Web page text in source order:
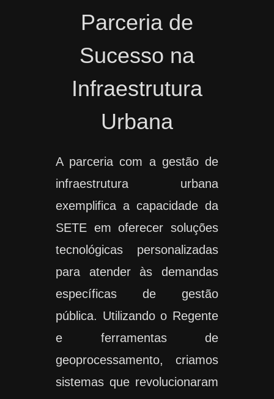
Parceria de
Sucesso na
Infraestrutura
Urbana
A parceria com a gestão de
infraestrutura urbana
exemplifica a capacidade da
SETE em oferecer soluções
tecnológicas personalizadas
para atender às demandas
específicas de gestão
pública. Utilizando o Regente
e ferramentas de
geoprocessamento, criamos
sistemas que revolucionaram